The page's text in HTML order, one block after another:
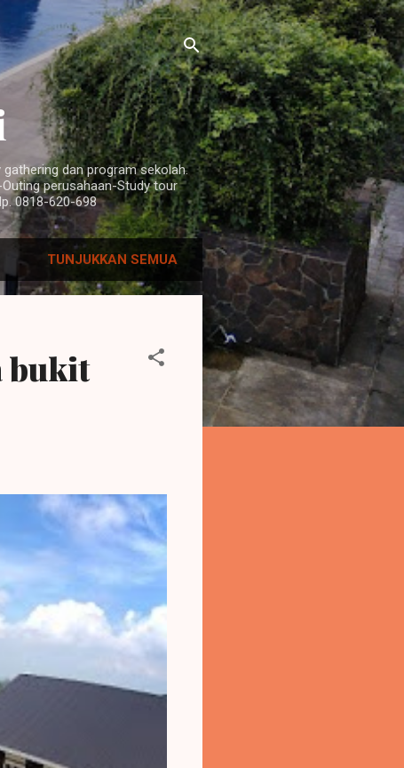
dan program sekolah.
perusahaan-Study tour
0818-620-698
TUNJUKKAN SEMUA
bukit